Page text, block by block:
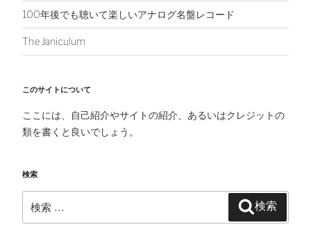
100年後でも聴いて楽しいアナログ名盤レコード
The Janiculum
このサイトについて
ここには、自己紹介やサイトの紹介、あるいはクレジットの
類を書くと良いでしょう。
検索
索:
検索